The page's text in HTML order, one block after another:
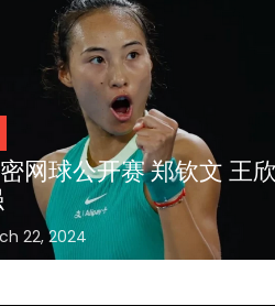
月10次一轮游 名宿对
困惑
7, 2024